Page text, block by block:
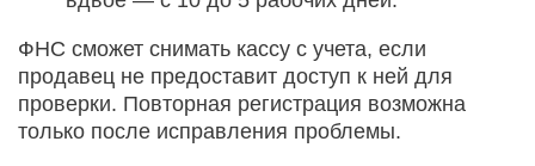
ФНС сможет снимать кассу с учета, если
продавец не предоставит доступ к ней для
проверки. Повторная регистрация возможна
только после исправления проблемы.